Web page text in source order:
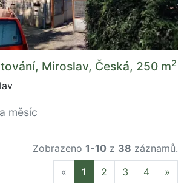
Miroslav, Česká, 250 m2
měsíc
Zobrazeno 1-10 z 38 záznamů.
« Previous
1 2 3 4 »